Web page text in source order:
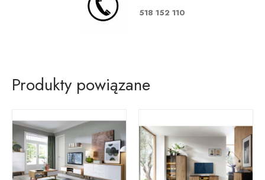
518 152 110
Produkty powiązane